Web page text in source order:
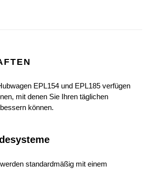
EPL154 und EPL185 verfügen
mit denen Sie Ihren täglichen
können.
standardmäßig mit einem